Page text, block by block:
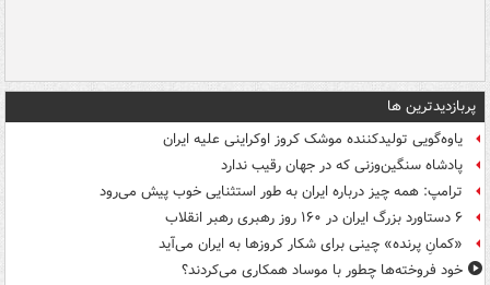
پربازدیدترین ها
یاوه‌گویی تولیدکننده موشک کروز اوکراینی علیه ایران
پادشاه سنگین‌وزنی که در جهان رقیب ندارد
ترامپ: همه چیز درباره ایران به طور استثنایی خوب پیش می‌رود
۶ دستاورد بزرگ ایران در ۱۶۰ روز رهبری رهبر انقلاب
«کمانِ پرنده» چینی برای شکار کروزها به ایران می‌آید
خود فروخته‌ها چطور با موساد همکاری می‌کردند؟